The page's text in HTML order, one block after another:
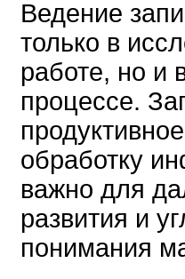
Ведение
только в
работе, но и
процессе.
обработку
важно для
развития и
понимания